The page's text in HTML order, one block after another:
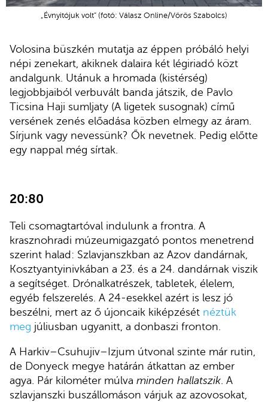
„Évnyitójuk volt” (fotó: Válasz Online/Vörös Szabolcs)
Volosina büszkén mutatja az éppen próbáló helyi
népi zenekart, akiknek dalaira két légiriadó közt
andalgunk. Utánuk a hromada (kistérség)
legjobbjaiból verbuvált banda játszik, de Pavlo
Ticsina Haji sumljaty (A ligetek susognak) című
versének zenés előadása közben elmegy az áram.
Sírjunk vagy nevessünk? Ők nevetnek. Pedig előtte
egy nappal még sírtak.
20:80
Teli csomagtartóval indulunk a frontra. A
krasznohradi múzeumigazgató pontos menetrend
szerint halad: Szlavjanszkban az Azov dandárnak,
Kosztyantyinivkában a 23. és a 24. dandárnak viszik
a segítséget. Drónalkatrészek, tabletek, élelem,
egyéb felszerelés. A 24-esekkel azért is lesz jó
beszélni, mert az ő újoncaik kiképzését néztük
meg júliusban ugyanitt, a donbaszi fronton.
A Harkiv–Csuhujiv–Izjum útvonal szinte már rutin,
de Donyeck megye határán átkattan az ember
agya. Pár kilométer múlva minden hallatszik . A
szlavjanszki buszállomáson várjuk az azovosokat,